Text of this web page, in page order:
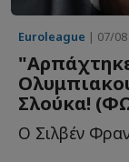
Euroleague | 07/08
Σλούκα!